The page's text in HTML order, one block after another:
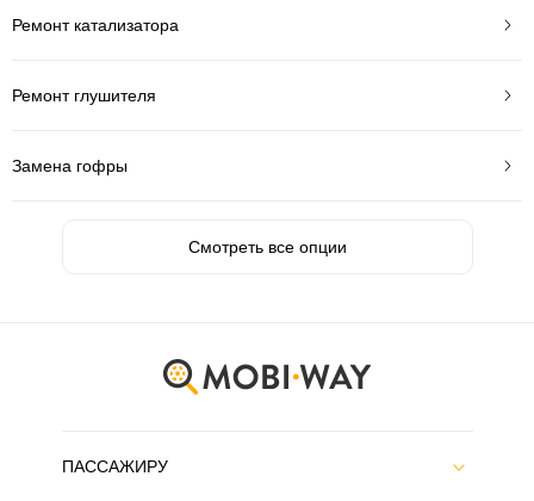
Ремонт катализатора
Ремонт глушителя
Замена гофры
Смотреть все опции
ПАССАЖИРУ